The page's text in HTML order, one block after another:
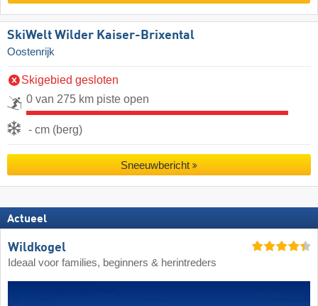
SkiWelt Wilder Kaiser-Brixental
Oostenrijk
Skigebied gesloten
0 van 275 km piste open
- cm (berg)
Sneeuwbericht
Actueel
Wildkogel
Ideaal voor families, beginners & herintreders